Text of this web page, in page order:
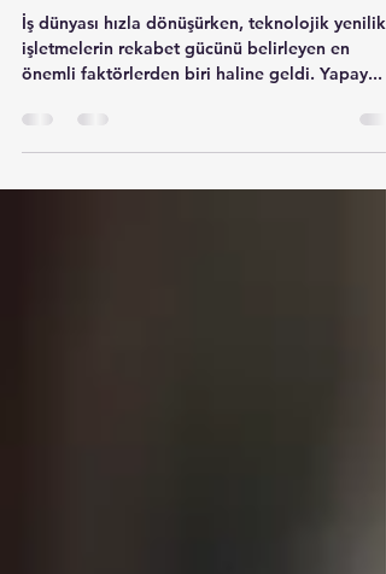
Otomasyonu: İşletmelere
Sağladığı Avantajlar
İş dünyası hızla dönüşürken, teknolojik
işletmelerin rekabet gücünü belirleyen en